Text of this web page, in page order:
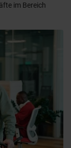
im Bereich